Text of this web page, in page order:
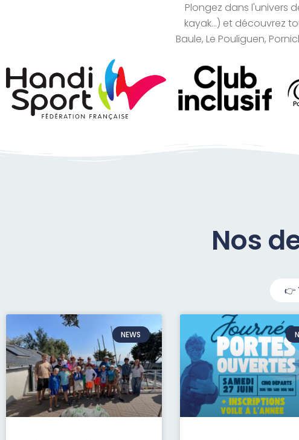
Plongez dans l'univers
kayak...) et découvrez
Baule, Le Pouliguen,
Nos
👉
NEWS